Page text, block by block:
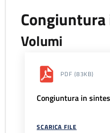
Volumi
PDF (83KB)
Congiuntura in
SCARICA FILE